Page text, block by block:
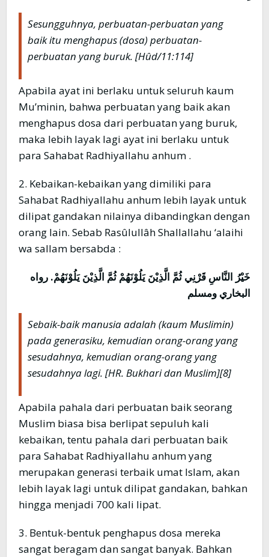
Sesungguhnya, perbuatan-perbuatan yang
baik itu menghapus (dosa) perbuatan-
perbuatan yang buruk. [Hûd/11:114]
Apabila ayat ini berlaku untuk seluruh kaum
Mu’minin, bahwa perbuatan yang baik akan
menghapus dosa dari perbuatan yang buruk,
maka lebih layak lagi ayat ini berlaku untuk
para Sahabat Radhiyallahu anhum .
2. Kebaikan-kebaikan yang dimiliki para
Sahabat Radhiyallahu anhum lebih layak untuk
dilipat gandakan nilainya dibandingkan dengan
orang lain. Sebab Rasûlullâh Shallallahu ‘alaihi
wa sallam bersabda :
خَيْرُ النَّاسِ قَرْنِي ثُمَّ الَّذِيْنَ يَلُوْنَهُمْ ثُمَّ الَّذِيْنَ يَلُوْنَهُمْ. رواه
البخاري ومسلم
Sebaik-baik manusia adalah (kaum Muslimin)
pada generasiku, kemudian orang-orang yang
sesudahnya, kemudian orang-orang yang
sesudahnya lagi. [HR. Bukhari dan Muslim][8]
Apabila pahala dari perbuatan baik seorang
Muslim biasa bisa berlipat sepuluh kali
kebaikan, tentu pahala dari perbuatan baik
para Sahabat Radhiyallahu anhum yang
merupakan generasi terbaik umat Islam, akan
lebih layak lagi untuk dilipat gandakan, bahkan
hingga menjadi 700 kali lipat.
3. Bentuk-bentuk penghapus dosa mereka
sangat beragam dan sangat banyak. Bahkan